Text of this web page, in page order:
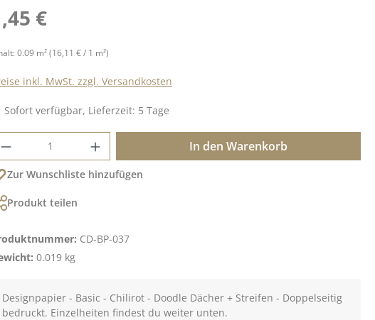
Preis:
€
0.09 m²(16,11 € / 1 m²)
inkl. MwSt. zzgl. Versandkosten
Sofort verfügbar, Lieferzeit: 5 Tage
Produkt Anzahl: Gib den gewünschten Wert
In den Warenkorb
Zur Wunschliste hinzufügen
Produkt teilen
CD-BP-037
0.019 kg
Designpapier - Basic - Chilirot - Doodle Dächer + Streifen - Doppelseitig
bedruckt. Einzelheiten findest du weiter unten.